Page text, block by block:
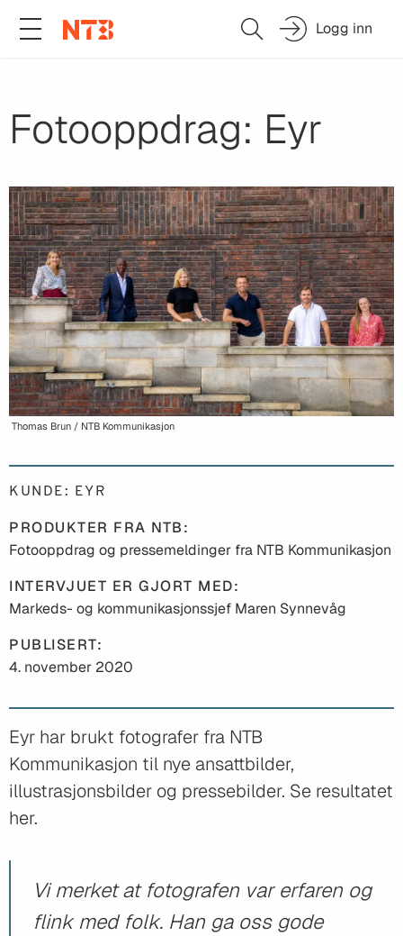
Logg inn
Fotooppdrag: Eyr
Thomas Brun / NTB Kommunikasjon
KUNDE: EYR
PRODUKTER FRA NTB:
Fotooppdrag og pressemeldinger fra NTB Kommunikasjon
INTERVJUET ER GJORT MED:
Markeds- og kommunikasjonssjef Maren Synnevåg
PUBLISERT:
4. november 2020
Eyr har brukt fotografer fra NTB
Kommunikasjon til nye ansattbilder,
illustrasjonsbilder og pressebilder. Se resultatet
her.
Vi merket at fotografen var erfaren og
flink med folk. Han ga oss gode